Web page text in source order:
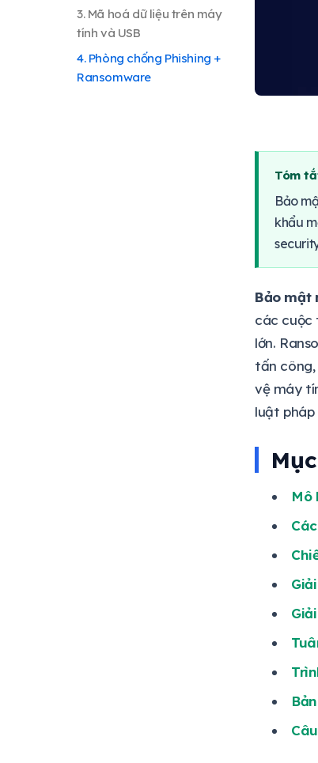
3. Mã hoá dữ liệu trên máy
tính và USB
4. Phòng chống Phishing +
Ransomware
Tóm
Bảo
khẩu
Bảo mật
các cuộc
lớn.
tấn công,
vệ máy
luật
Mô